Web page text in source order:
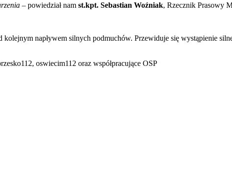
– powiedział nam st.kpt. Sebastian Woźniak, Rzecznik Prasowy
kolejnym napływem silnych podmuchów. Przewiduje się wystąpienie
oswiecim112 oraz współpracujące OSP